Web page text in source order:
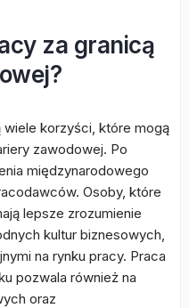
za granicą
wiele korzyści, które mogą
zawodowej. Po
międzynarodowego
Osoby, które
lepsze zrozumienie
kultur biznesowych,
na rynku pracy. Praca
pozwala również na
oraz